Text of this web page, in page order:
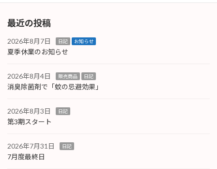
最近の投稿
2026年8月7日 日記 お知らせ
夏季休業のお知らせ
2026年8月4日 販売商品 日記
消臭除菌剤で「蚊の忌避効果」
2026年8月3日 日記
第3期スタート
2026年7月31日 日記
7月度最終日